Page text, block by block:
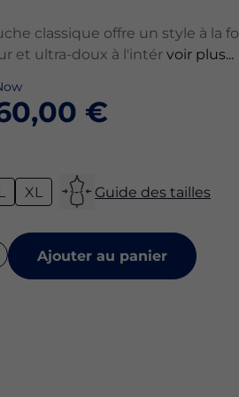
classique offre un style à la
et ultra-doux à l'intér voir plus...
€
XL Guide des tailles
Ajouter au panier